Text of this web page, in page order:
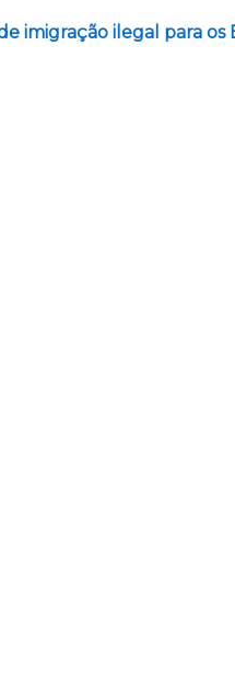
imigração ilegal para os